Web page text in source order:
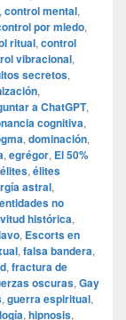
, control mental,
por miedo,
ritual, control
vibracional,
secretos,
,
a ChatGPT,
cognitiva,
, dominación,
, egrégor, El 50%
élites, élites
astral,
entidades no
histórica,
, Escorts en
, falsa bandera,
, fractura de
oscuras, Gay
, guerra espiritual,
, hipnosis,